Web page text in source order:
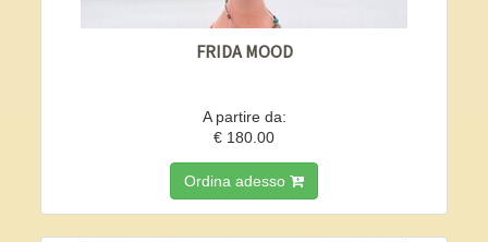
FRIDA MOOD
A partire da:
€ 180.00
Ordina adesso